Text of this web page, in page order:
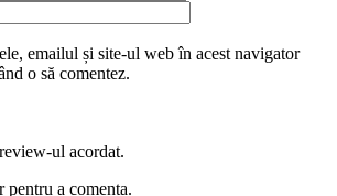
emailul și site-ul web în acest navigator
o să comentez.
ul acordat.
pentru a comenta.